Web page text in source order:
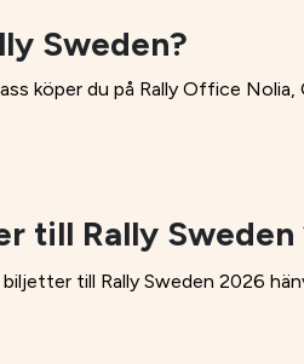
Sweden?
köper du på Rally Office
till Rally Sweden
till Rally Sweden 2026